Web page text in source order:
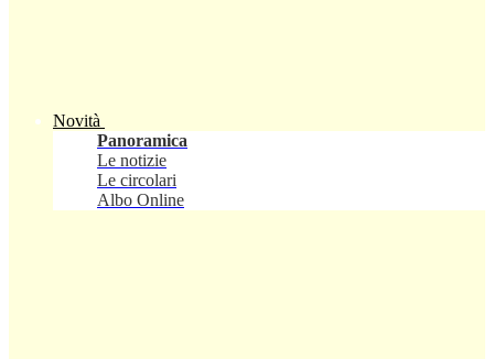
Novità
Panoramica
Le notizie
Le circolari
Albo Online